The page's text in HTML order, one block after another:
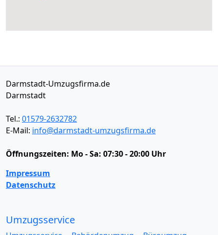
Darmstadt-Umzugsfirma.de
Darmstadt
Tel.: 01579-2632782
E-Mail: info@darmstadt-umzugsfirma.de
Öffnungszeiten: Mo - Sa: 07:30 - 20:00 Uhr
Impressum
Datenschutz
Umzugsservice